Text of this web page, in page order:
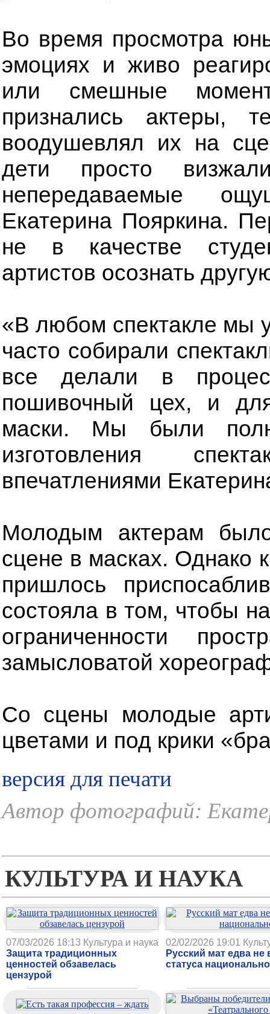
Во время просмотра
эмоциях и живо
или смешные
признались актеры,
воодушевлял их на
дети просто
непередаваемые
Екатерина Пояркина.
не в качестве
артистов осознать
«В любом спектакле мы
часто собирали
все делали в
пошивочный цех, и
маски. Мы были
изготовления
впечатлениями
Молодым актерам
сцене в масках. Однако
пришлось
состояла в том, чтобы
ограниченности
замысловатой
Со сцены молодые
цветами и под крики
версия для печати
Автор фотографий:
КУЛЬТУРА И НАУКА
07/03/2026 18:13 Культура и наука
Защита традиционных
ценностей обзавелась
цензурой
02/02/2026 19:01
Русский мат едва не
статуса